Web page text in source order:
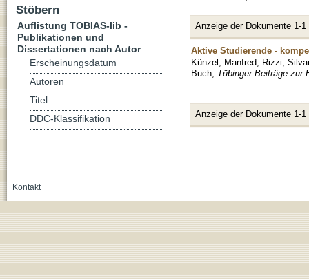
Anzeige der Dokumente 1-1
Aktive Studierende -
Künzel, Manfred; Rizzi,
Buch; Tübinger Beiträge zur
Anzeige der Dokumente 1-1
Stöbern
Auflistung TOBIAS-lib -
Publikationen und
Dissertationen nach Autor
Erscheinungsdatum
Autoren
Titel
DDC-Klassifikation
Kontakt